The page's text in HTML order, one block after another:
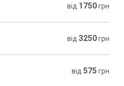
від 1750грн
від 3250грн
від 575грн